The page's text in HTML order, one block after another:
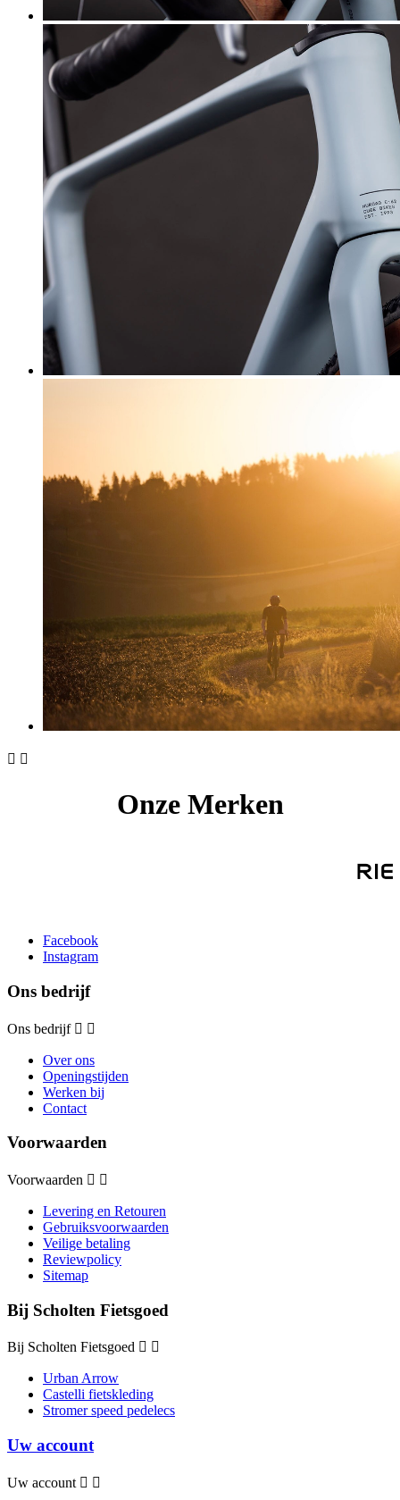
 
Onze Merken
Facebook
Instagram
Ons bedrijf
Ons bedrijf  
Over ons
Openingstijden
Werken bij
Contact
Voorwaarden
Voorwaarden  
Levering en Retouren
Gebruiksvoorwaarden
Veilige betaling
Reviewpolicy
Sitemap
Bij Scholten Fietsgoed
Bij Scholten Fietsgoed  
Urban Arrow
Castelli fietskleding
Stromer speed pedelecs
Uw account
Uw account  